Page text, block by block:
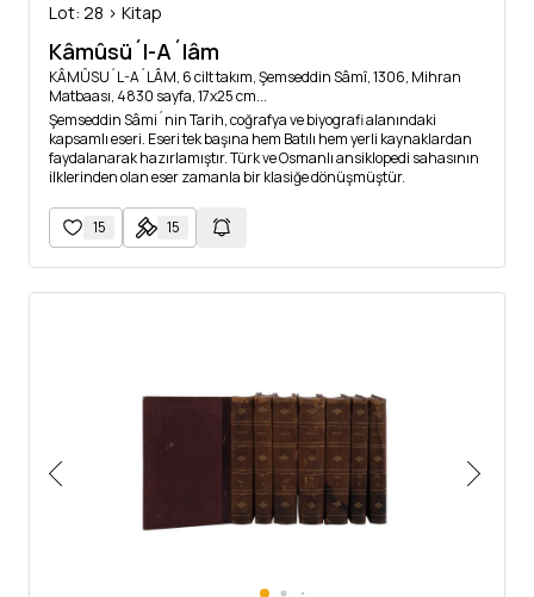
Lot: 28 > Kitap
Kâmûsü´l-A´lâm
KÂMÛSU´L-A´LÂM, 6 cilt takım, Şemseddin Sâmî, 1306, Mihran
Matbaası, 4830 sayfa, 17x25 cm...
Şemseddin Sâmi´nin Tarih, coğrafya ve biyografi alanındaki
kapsamlı eseri. Eseri tek başına hem Batılı hem yerli kaynaklardan
faydalanarak hazırlamıştır. Türk ve Osmanlı ansiklopedi sahasının
ilklerinden olan eser zamanla bir klasiğe dönüşmüştür.
15 15